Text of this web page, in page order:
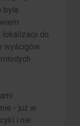
lokalizacji do
wyścigów
- już w
i nie